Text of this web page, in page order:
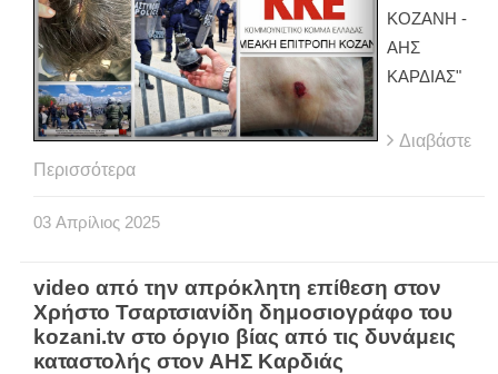
ΚΟΖΑΝΗ -
ΑΗΣ
ΚΑΡΔΙΑΣ"
Διαβάστε
Περισσότερα
03 Απρίλιος 2025
video από την απρόκλητη επίθεση στον
Χρήστο Τσαρτσιανίδη δημοσιογράφο του
kozani.tv στο όργιο βίας από τις δυνάμεις
καταστολής στον ΑΗΣ Καρδιάς